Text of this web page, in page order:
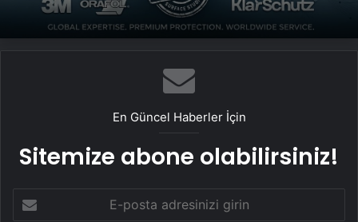
En Güncel Haberler İçin
Sitemize abone olabilirsiniz!
posta